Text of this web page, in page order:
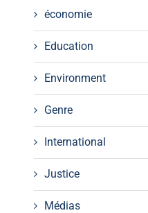
économie
Education
Environment
Genre
International
Justice
Médias